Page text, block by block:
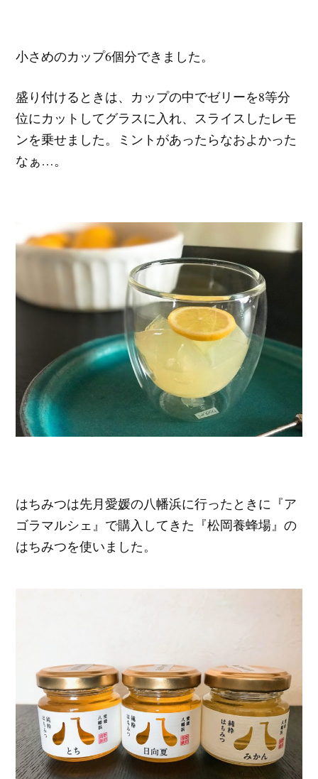
小さめのカップ6個分できました。
盛り付けるときは、カップの中でゼリーを8等分
位にカットしてグラスに入れ、スライスしたレモ
ンを乗せました。ミントがあったらなおよかった
なぁ…。
はちみつは先月愛媛の八幡浜に行ったときに『ア
ゴラマルシェ』で購入してきた『松岡養蜂場』の
はちみつを使いました。